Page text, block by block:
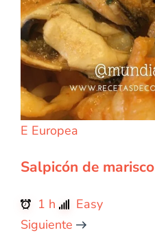
E Europea
Salpicón de marisco
1 h
Easy
Siguiente